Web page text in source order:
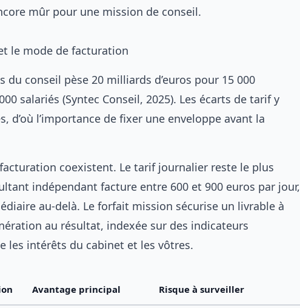
mûr pour une mission de conseil.
le mode de facturation
du conseil pèse 20 milliards d’euros pour 15 000
salariés (Syntec Conseil, 2025). Les écarts de tarif y
d’où l’importance de fixer une enveloppe avant la
coexistent. Le tarif journalier reste le plus
indépendant facture entre 600 et 900 euros par jour,
au-delà. Le forfait mission sécurise un livrable à
au résultat, indexée sur des indicateurs
les intérêts du cabinet et les vôtres.
Avantage principal Risque à surveiller